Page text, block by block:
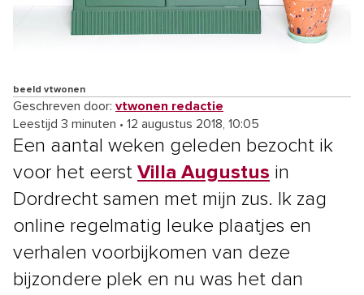
beeld vtwonen
Geschreven door: vtwonen redactie
Leestijd 3 minuten • 12 augustus 2018, 10:05
Een aantal weken geleden bezocht ik
voor het eerst Villa Augustus in
Dordrecht samen met mijn zus. Ik zag
online regelmatig leuke plaatjes en
verhalen voorbijkomen van deze
bijzondere plek en nu was het dan